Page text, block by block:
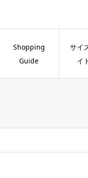
Shopping
Guide
サイ
イ